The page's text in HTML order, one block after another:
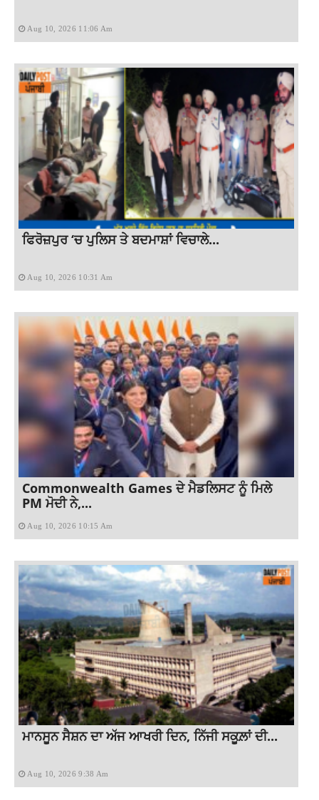
Aug 10, 2026 11:06 Am
ਫਿਰੋਜ਼ਪੁਰ ‘ਚ ਪੁਲਿਸ ਤੇ ਬਦਮਾਸ਼ਾਂ ਵਿਚਾਲੇ...
Aug 10, 2026 10:31 Am
Commonwealth Games ਦੇ ਮੈਡਲਿਸਟ ਨੂੰ ਮਿਲੇ
PM ਮੋਦੀ ਨੇ,...
Aug 10, 2026 10:15 Am
ਮਾਨਸੂਨ ਸੈਸ਼ਨ ਦਾ ਅੱਜ ਆਖਰੀ ਦਿਨ, ਨਿੱਜੀ ਸਕੂਲ਼ਾਂ ਦੀ...
Aug 10, 2026 9:38 Am